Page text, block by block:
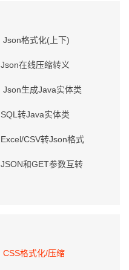
Json格式化(上下)
Json在线压缩转义
Json生成Java实体类
SQL转Java实体类
Excel/CSV转Json格式
JSON和GET参数互转
CSS格式化/压缩